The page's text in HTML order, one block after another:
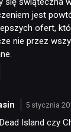
jest
ofert,
nie przez
5 stycznia
Island czy